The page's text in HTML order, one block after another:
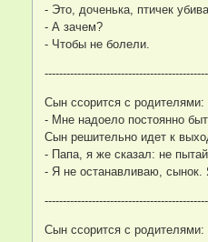
- Это, доченька, птичек
- А зачем?
- Чтобы не болели.
Сын ссорится с родителями:
- Мне надоело постоянно
Сын решительно идет к
- Папа, я же сказал: не
- Я не останавливаю, сынок.
Сын ссорится с родителями: